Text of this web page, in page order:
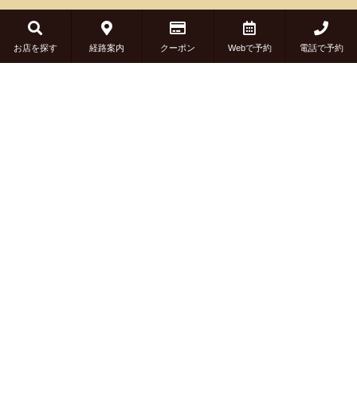
近くのおすすめのお店
こなれ 京橋店
お店を探す 経路案内 クーポン Webで予約 電話で予約